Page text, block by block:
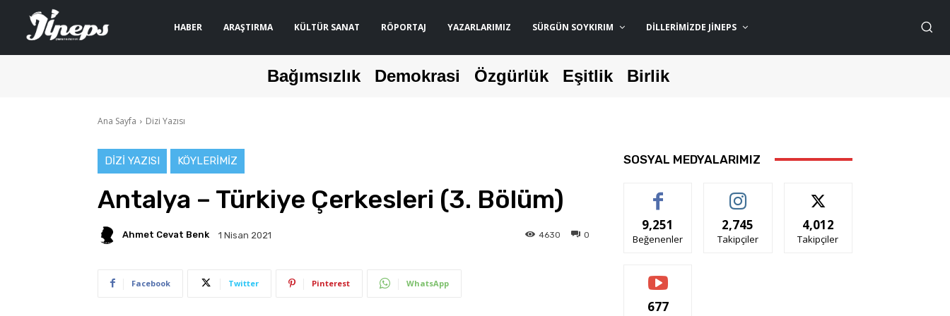
HABER ARAŞTIRMA KÜLTÜR SANAT RÖPORTAJ YAZARLARIMIZ SÜRGÜN SOYKIRIM DILLERIMIZDE JİNEPS
Bağımsızlık Demokrasi Özgürlük Eşitlik Birlik
Ana Sayfa Dizi Yazısı
DIZI YAZISI KÖYLERIMIZ
Antalya – Türkiye Çerkesleri (3. Bölüm)
Ahmet Cevat Benk 1 Nisan 2021 0
4630
Facebook Twitter Pinterest WhatsApp
SOSYAL MEDYALARIMIZ
9,251
Beğenenler
2,745
Takipçiler
4,012
Takipçiler
677